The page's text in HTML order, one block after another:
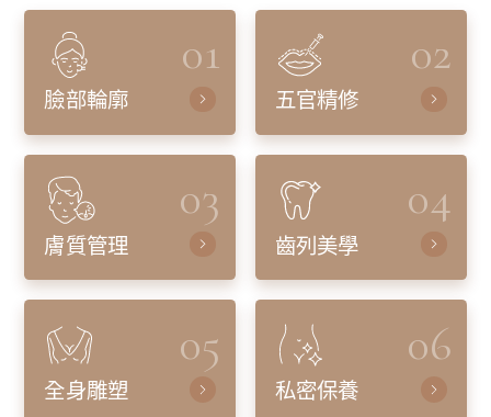
01
臉部輪廓
02
五官精修
03
膚質管理
04
齒列美學
05
全身雕塑
06
私密保養